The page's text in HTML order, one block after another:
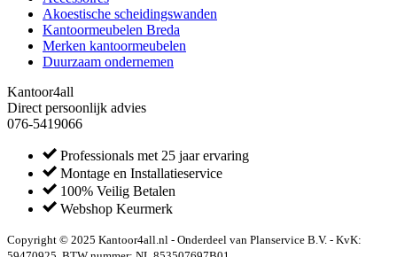
Akoestische scheidingswanden
Kantoormeubelen Breda
Merken kantoormeubelen
Duurzaam ondernemen
Kantoor4all
Direct persoonlijk advies
076-5419066
Professionals met 25 jaar ervaring
Montage en Installatieservice
100% Veilig Betalen
Webshop Keurmerk
Copyright © 2025 Kantoor4all.nl - Onderdeel van Planservice B.V. - KvK: